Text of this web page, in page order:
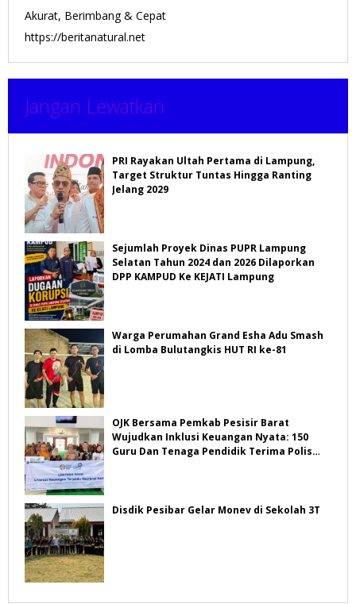
Akurat, Berimbang & Cepat
https://beritanatural.net
Jangan Lewatkan
PRI Rayakan Ultah Pertama di Lampung,
Target Struktur Tuntas Hingga Ranting
Jelang 2029
Sejumlah Proyek Dinas PUPR Lampung
Selatan Tahun 2024 dan 2026 Dilaporkan
DPP KAMPUD Ke KEJATI Lampung
Warga Perumahan Grand Esha Adu Smash
di Lomba Bulutangkis HUT RI ke-81
OJK Bersama Pemkab Pesisir Barat
Wujudkan Inklusi Keuangan Nyata: 150
Guru Dan Tenaga Pendidik Terima Polis
Disdik Pesibar Gelar Monev di Sekolah 3T